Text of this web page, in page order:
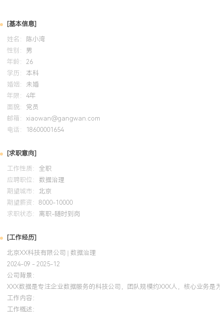
统成功通过功能与压力测试。
自我评价
专业背景：X年数据领域工作经验，近X年专注数据治理，熟悉从资
量监控、安全落地的全流程工作，具备中型企业从零到一搭建数据
构建：具备体系化思维，能够将零散的治理需求整合为可执行的规
XXX项数据标准与资产目录，使核心数据管理从无序走向有序。技
录、质量、元数据等治理工具解决实际问题，通过构建数据血缘将
XXX%，并推动治理动作线上化与常态化。个人特质：沟通协调能力
需持续运营的特点。
培训经历
作。依据认证方法论优化了公司数据资产分类框架，使资产梳理效率
出的《数据标准管理指南》被采纳为团队作业规范，有效支撑了后
前置工作。
[基本信息]
姓名：
陈小湾
性别： 男
年龄： 26
学历： 本科
婚姻： 未婚
年限： 4年
面貌： 党员
邮箱： xiaowan@gangwan.com
电话：
18600001654
[求职意向]
工作性质： 全职
应聘职位： 数据治理
期望城市： 北京
期望薪资： 8000-10000
求职状态： 离职-随时到岗
[工作经历]
北京XX科技有限公司 | 数据治理
2024-09 - 2025-12
公司背景：
XXX数据是专注企业数据服务的科技公司，团队规模约XXX人，核心业务
工作内容：
工作概述：